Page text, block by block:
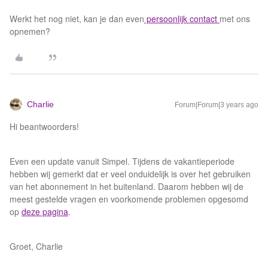
Werkt het nog niet, kan je dan even persoonlijk contact met ons
opnemen?
Charlie Forum|Forum|3 years ago
Hi beantwoorders!
Even een update vanuit Simpel. Tijdens de vakantieperiode
hebben wij gemerkt dat er veel onduidelijk is over het gebruiken
van het abonnement in het buitenland. Daarom hebben wij de
meest gestelde vragen en voorkomende problemen opgesomd
op deze pagina.
Groet, Charlie